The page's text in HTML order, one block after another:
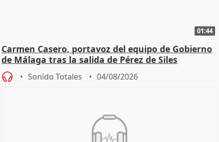
01:44
Carmen Casero, portavoz del equipo de Gobierno
de Málaga tras la salida de Pérez de Siles
Sonido Totales 04/08/2026